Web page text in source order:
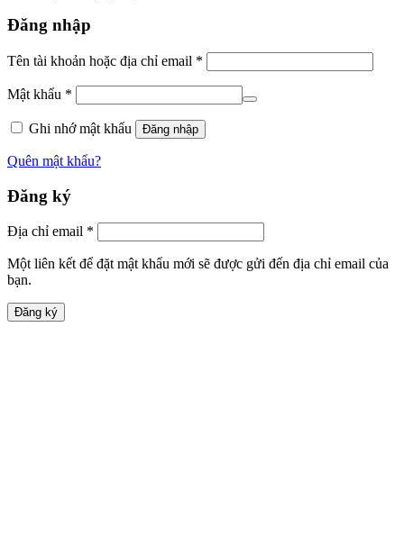
Đăng nhập
Tên tài khoản hoặc địa chỉ email *
Mật khẩu *
Ghi nhớ mật khẩu Đăng nhập
Quên mật khẩu?
Đăng ký
Địa chỉ email *
Một liên kết để đặt mật khẩu mới sẽ được gửi đến địa chỉ email của
bạn.
Đăng ký